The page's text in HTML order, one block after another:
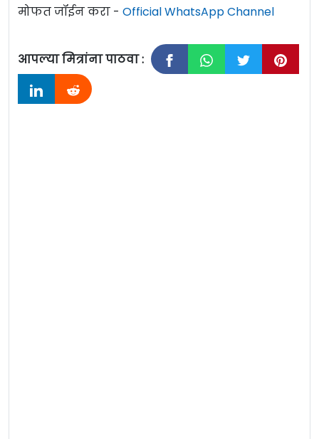
मोफत जॉईन करा - Official WhatsApp Channel
आपल्या मित्रांना पाठवा :